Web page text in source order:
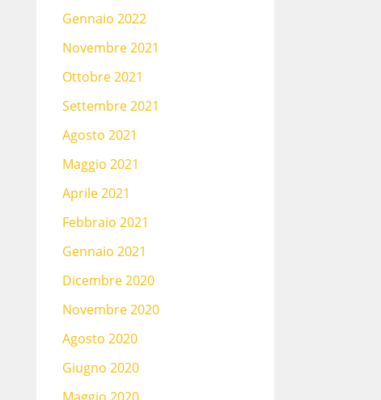
Gennaio 2022
Novembre 2021
Ottobre 2021
Settembre 2021
Agosto 2021
Maggio 2021
Aprile 2021
Febbraio 2021
Gennaio 2021
Dicembre 2020
Novembre 2020
Agosto 2020
Giugno 2020